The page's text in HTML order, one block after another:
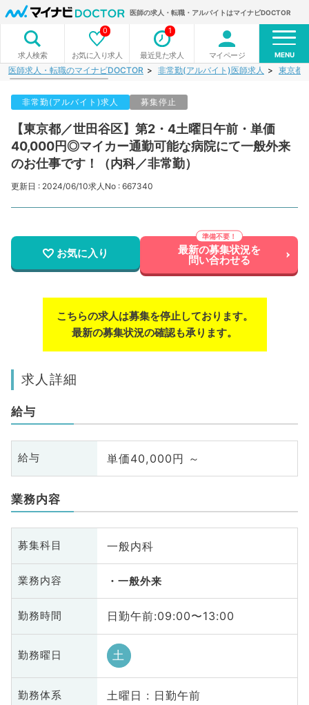
医師の求人・転職・アルバイトはマイナビDOCTOR
求人検索 お気に入り求人
0
最近見た求人
1
マイページ MENU
医師求人・転職のマイナビDOCTOR 非常勤(アルバイト)医師求人 東京都
非常勤(アルバイト)求人 募集停止
【東京都／世田谷区】第2・4土曜日午前・単価
40,000円◎マイカー通勤可能な病院にて一般外来
のお仕事です！（内科／非常勤）
更新日 : 2024/06/10求人No : 667340
お気に入り 最新の募集状況を
問い合わせる
こちらの求人は募集を停止しております。
最新の募集状況の確認も承ります。
求人詳細
給与
給与 単価40,000円 ～
業務内容
募集科目 一般内科
業務内容 一般外来
勤務時間 日勤午前:09:00〜13:00
勤務曜日 土
勤務体系 土曜日 : 日勤午前